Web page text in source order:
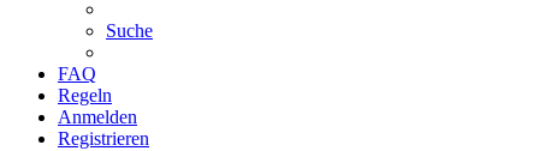
Suche
FAQ
Regeln
Anmelden
Registrieren